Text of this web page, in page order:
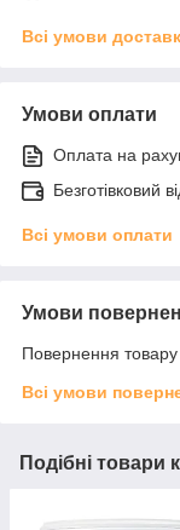
Всі умови
Умови оплати
Оплата на
Безготівковий
Всі умови оплати
Умови
Повернення
Всі умови
Подібні товари